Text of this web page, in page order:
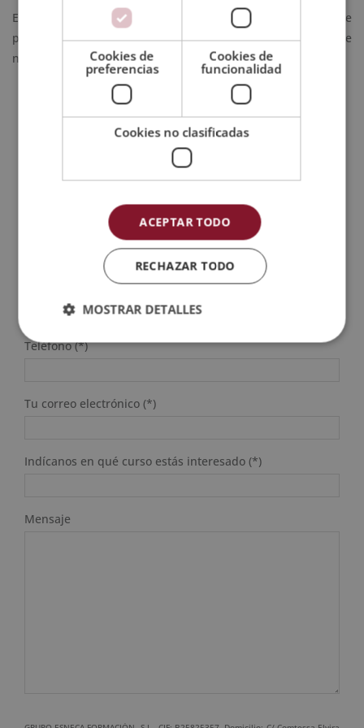
Estamos muy complacidos de poder formar parte de este
proyecto. Nuestra mayor orgullo es la satisfacción de
nuestros empleados y alumnos.
SOLICITA MÁS INFORMACIÓN
Nombre (*)
Teléfono (*)
Tu correo electrónico (*)
Indícanos en qué curso estás interesado (*)
Mensaje
Cookies de
preferencias
Cookies de
funcionalidad
Cookies no clasificadas
ACEPTAR TODO
RECHAZAR TODO
MOSTRAR DETALLES